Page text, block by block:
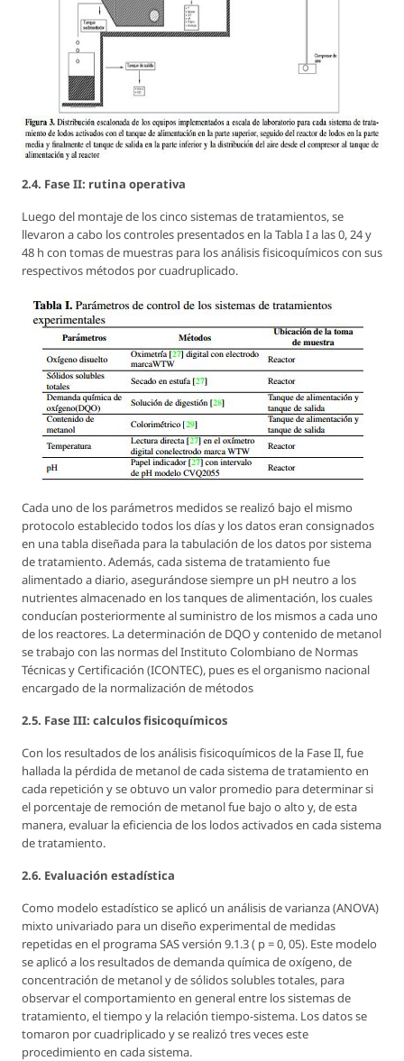
2.4. Fase II: rutina operativa
Luego del montaje de los cinco sistemas de tratamientos, se
llevaron a cabo los controles presentados en la Tabla I a las 0, 24 y
48 h con tomas de muestras para los análisis fisicoquímicos con sus
respectivos métodos por cuadruplicado.
Cada uno de los parámetros medidos se realizó bajo el mismo
protocolo establecido todos los días y los datos eran consignados
en una tabla diseñada para la tabulación de los datos por sistema
de tratamiento. Además, cada sistema de tratamiento fue
alimentado a diario, asegurándose siempre un pH neutro a los
nutrientes almacenado en los tanques de alimentación, los cuales
conducían posteriormente al suministro de los mismos a cada uno
de los reactores. La determinación de DQO y contenido de metanol
se trabajo con las normas del Instituto Colombiano de Normas
Técnicas y Certificación (ICONTEC), pues es el organismo nacional
encargado de la normalización de métodos
2.5. Fase III: calculos fisicoquímicos
Con los resultados de los análisis fisicoquímicos de la Fase II, fue
hallada la pérdida de metanol de cada sistema de tratamiento en
cada repetición y se obtuvo un valor promedio para determinar si
el porcentaje de remoción de metanol fue bajo o alto y, de esta
manera, evaluar la eficiencia de los lodos activados en cada sistema
de tratamiento.
2.6. Evaluación estadística
Como modelo estadístico se aplicó un análisis de varianza (ANOVA)
mixto univariado para un diseño experimental de medidas
repetidas en el programa SAS versión 9.1.3 ( p = 0, 05). Este modelo
se aplicó a los resultados de demanda química de oxígeno, de
concentración de metanol y de sólidos solubles totales, para
observar el comportamiento en general entre los sistemas de
tratamiento, el tiempo y la relación tiempo-sistema. Los datos se
tomaron por cuadriplicado y se realizó tres veces este
procedimiento en cada sistema.